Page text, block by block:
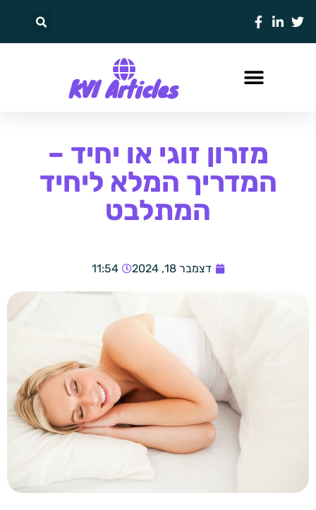
KVI Articles
מזרון זוגי או יחיד –
המדריך המלא ליחיד
המתלבט
דצמבר 18, 2024 11:54